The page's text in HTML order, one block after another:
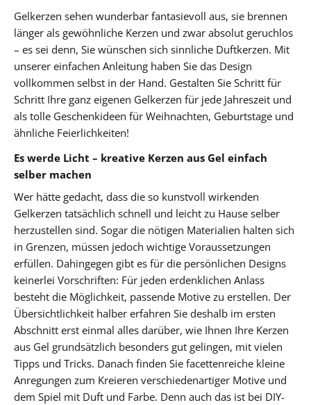
Gelkerzen sehen wunderbar fantasievoll aus, sie brennen
länger als gewöhnliche Kerzen und zwar absolut geruchlos
– es sei denn, Sie wünschen sich sinnliche Duftkerzen. Mit
unserer einfachen Anleitung haben Sie das Design
vollkommen selbst in der Hand. Gestalten Sie Schritt für
Schritt Ihre ganz eigenen Gelkerzen für jede Jahreszeit und
als tolle Geschenkideen für Weihnachten, Geburtstage und
ähnliche Feierlichkeiten!
Es werde Licht – kreative Kerzen aus Gel einfach
selber machen
Wer hätte gedacht, dass die so kunstvoll wirkenden
Gelkerzen tatsächlich schnell und leicht zu Hause selber
herzustellen sind. Sogar die nötigen Materialien halten sich
in Grenzen, müssen jedoch wichtige Voraussetzungen
erfüllen. Dahingegen gibt es für die persönlichen Designs
keinerlei Vorschriften: Für jeden erdenklichen Anlass
besteht die Möglichkeit, passende Motive zu erstellen. Der
Übersichtlichkeit halber erfahren Sie deshalb im ersten
Abschnitt erst einmal alles darüber, wie Ihnen Ihre Kerzen
aus Gel grundsätzlich besonders gut gelingen, mit vielen
Tipps und Tricks. Danach finden Sie facettenreiche kleine
Anregungen zum Kreieren verschiedenartiger Motive und
dem Spiel mit Duft und Farbe. Denn auch das ist bei DIY-